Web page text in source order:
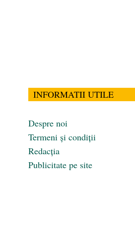
INFORMATII UTILE
Despre noi
Termeni și condiții
Redacția
Publicitate pe site